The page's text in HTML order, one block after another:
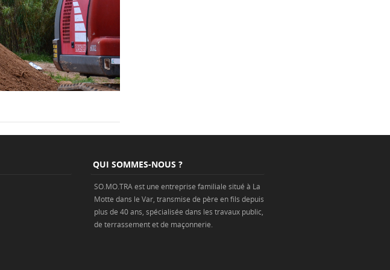
QUI SOMMES-NOUS ?
SO.MO.TRA est une entreprise familiale situé à La
Motte dans le Var, transmise de père en fils depuis
plus de 40 ans, spécialisée dans les travaux public
de terrassementet de maçonnerie